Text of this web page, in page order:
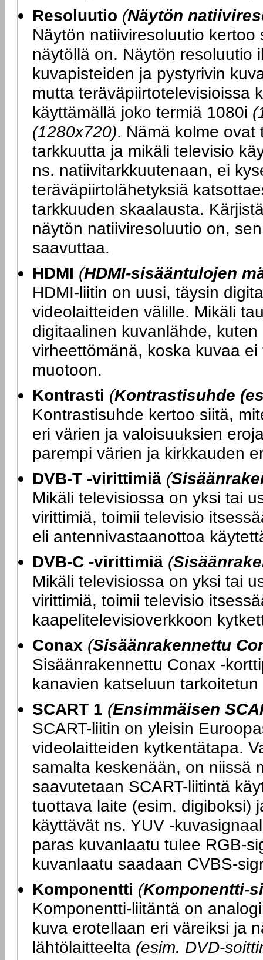
Resoluutio (Näytön
Näytön natiiviresoluutio
näytöllä on. Näytön resoluutio
kuvapisteiden ja pystyrivin
mutta teräväpiirtotelevisioissa
käyttämällä joko termiä 1080i
(1280x720). Nämä kolme ovat
tarkkuutta ja mikäli televisio
ns. natiivitarkkuutenaan, ei
teräväpiirtolähetyksiä
tarkkuuden skaalausta.
näytön natiiviresoluutio on,
saavuttaa.
HDMI (HDMI-sisääntulojen
HDMI-liitin on uusi, täysin
videolaitteiden välille. Mikäli
digitaalinen kuvanlähde,
virheettömänä, koska kuvaa
muotoon.
Kontrasti (Kontrastisuhde
Kontrastisuhde kertoo siitä,
eri värien ja valoisuuksien
parempi värien ja kirkkauden
DVB-T -virittimiä (
Mikäli televisiossa on yksi tai
virittimiä, toimii televisio
eli antennivastaanottoa
DVB-C -virittimiä (
Mikäli televisiossa on yksi tai
virittimiä, toimii televisio
kaapelitelevisioverkkoon
Conax (Sisäänrakennettu
Sisäänrakennettu Conax -
kanavien katseluun
SCART 1 (Ensimmäisen
SCART-liitin on yleisin
videolaitteiden kytkentätapa.
samalta keskenään, on niissä
saavutetaan SCART-liitintä
tuottava laite (esim. digiboksi)
käyttävät ns. YUV -
paras kuvanlaatu tulee RGB-
kuvanlaatu saadaan CVBS-
Komponentti (Komponentti-
Komponentti-liitäntä on
kuva erotellaan eri väreiksi ja
lähtölaitteelta (esim. DVD-